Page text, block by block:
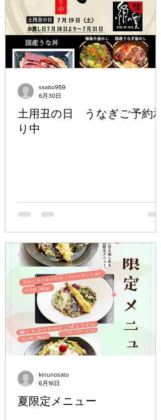
土用丑の日 うなぎご予約承
り中
ssaito959
6月30日
夏限定メニュー
kinunosato
6月16日